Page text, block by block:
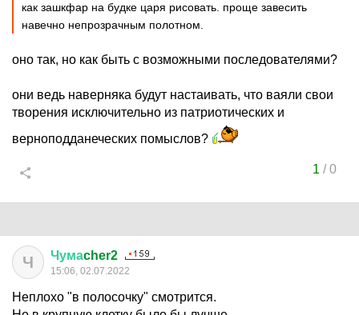
как зашкфар на будке царя рисовать. проще завесить
навечно непрозрачным полотном.
оно так, но как быть с возможными последователями?
они ведь наверняка будут настаивать, что ваяли свои
творения исключительно из патриотических и
верноподданеческих помыслов?
1 /0
Ч Чумаcher2
15:06, 02.07.2022
Неплохо "в полосочку" смотрится.